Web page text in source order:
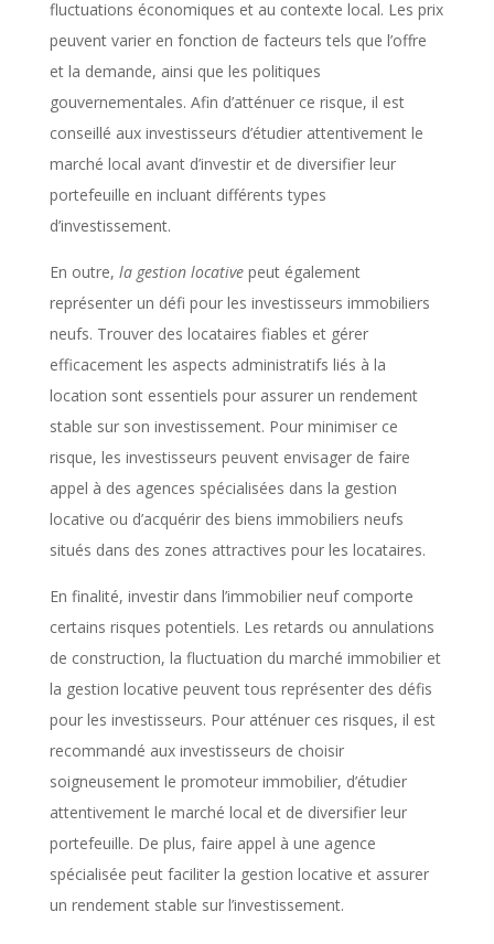
fluctuations économiques et au contexte local. Les prix
peuvent varier en fonction de facteurs tels que l’offre
et la demande, ainsi que les politiques
gouvernementales. Afin d’atténuer ce risque, il est
conseillé aux investisseurs d’étudier attentivement le
marché local avant d’investir et de diversifier leur
portefeuille en incluant différents types
d’investissement.
En outre, la gestion locativepeut également
représenter un défi pour les investisseurs immobiliers
neufs. Trouver des locataires fiables et gérer
efficacement les aspects administratifs liés à la
location sont essentiels pour assurer un rendement
stable sur son investissement. Pour minimiser ce
risque, les investisseurs peuvent envisager de faire
appel à des agences spécialisées dans la gestion
locative ou d’acquérir des biens immobiliers neufs
situés dans des zones attractives pour les locataires.
En finalité, investir dans l’immobilier neuf comporte
certains risques potentiels. Les retards ou annulations
de construction, la fluctuation du marché immobilier et
la gestion locative peuvent tous représenter des défis
pour les investisseurs. Pour atténuer ces risques, il est
recommandé aux investisseurs de choisir
soigneusement le promoteur immobilier, d’étudier
attentivement le marché local et de diversifier leur
portefeuille. De plus, faire appel à une agence
spécialisée peut faciliter la gestion locative et assurer
un rendement stable sur l’investissement.